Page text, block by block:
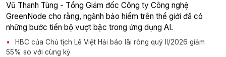
Vũ Thanh Tùng - Tổng Giám đốc Công ty Công nghệ
GreenNode cho rằng, ngành bảo hiểm trên thế giới đã có
những bước tiến bộ vượt bậc trong ứng dụng AI.
HBC của Chủ tịch Lê Việt Hải báo lãi ròng quý II/2026 giảm
55% so với cùng kỳ